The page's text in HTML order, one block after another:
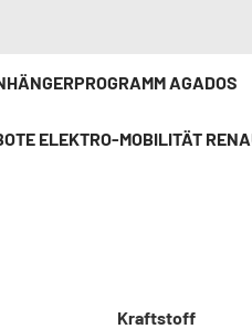
AGADOS
ELEKTRO-MOBILITÄT
Kraftstoff